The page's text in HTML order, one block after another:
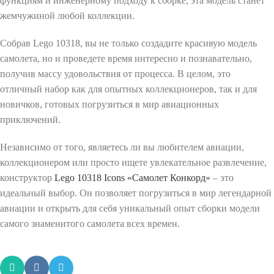
жемчужиной любой коллекции.
Собрав Lego 10318, вы не только создадите красивую модель
самолета, но и проведете время интересно и познавательно,
получив массу удовольствия от процесса. В целом, это
отличный набор как для опытных коллекционеров, так и для
новичков, готовых погрузиться в мир авиационных
приключений.
Независимо от того, являетесь ли вы любителем авиации,
коллекционером или просто ищете увлекательное развлечение,
конструктор Lego 10318 Icons «Самолет Конкорд» – это
идеальный выбор. Он позволяет погрузиться в мир легендарной
авиации и открыть для себя уникальный опыт сборки модели
самого знаменитого самолета всех времен.